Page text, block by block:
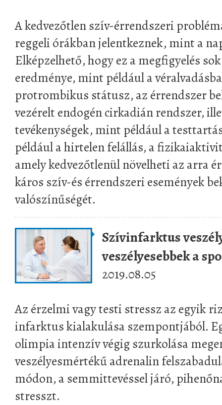
A kedvezőtlen szív-érrendszeri
reggeli órákban jelentkeznek, mint a
Elképzelhető, hogy ez a megfigyelés
eredménye, mint például a
protrombikus státusz, az érrendszer
vezérelt endogén cirkadián rendszer,
tevékenységek, mint például a
például a hirtelen felállás, a
amely kedvezőtlenül növelheti az arra
káros szív-és érrendszeri események
valószínűségét.
Szívinfarktus
veszélyesebbek a
2019.08.05
Az érzelmi vagy testi stressz az egyik
infarktus kialakulása szempontjából.
olimpia intenzív végig szurkolása
veszélyesmértékű adrenalin
módon, a semmittevéssel járó,
stresszt.